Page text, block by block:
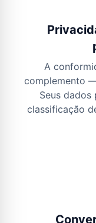
A
complemento
Seus dados
classificação